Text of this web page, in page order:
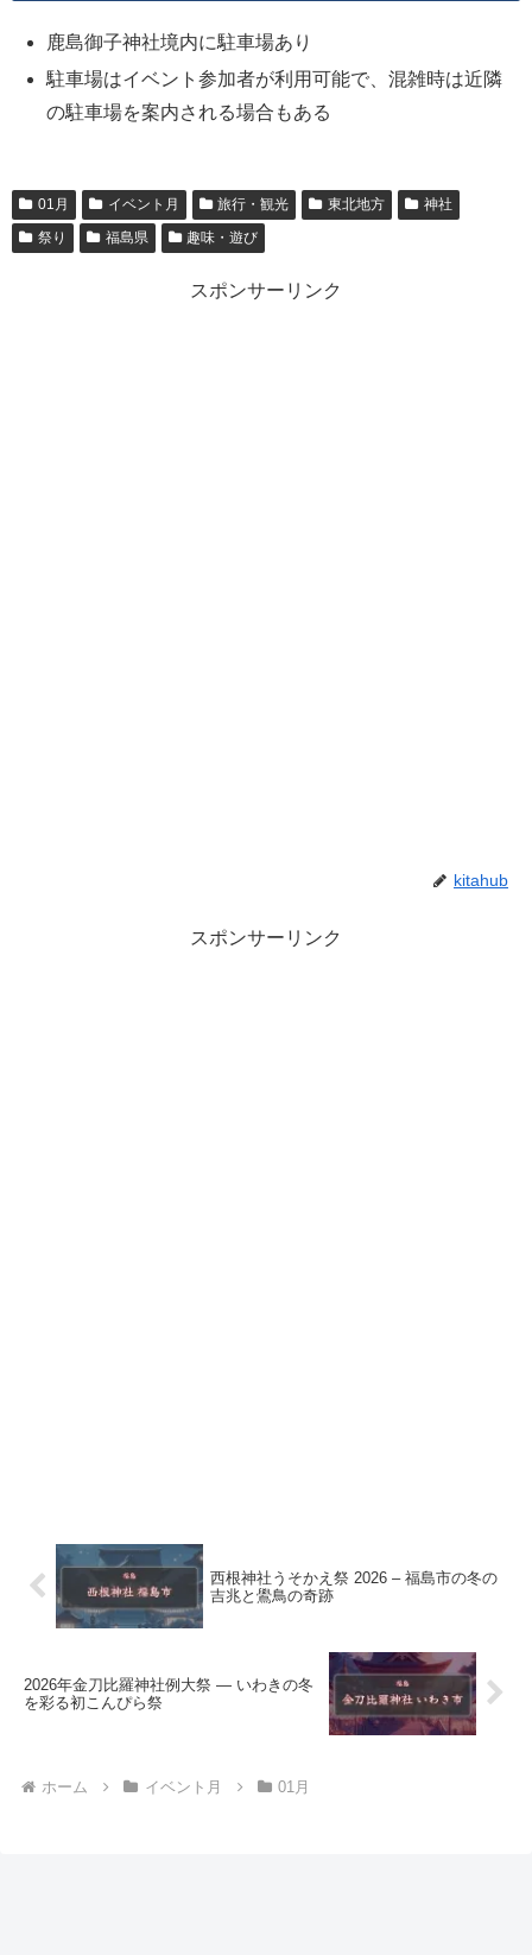
鹿島御子神社境内に駐車場あり
駐車場はイベント参加者が利用可能で、混雑時は近隣
の駐車場を案内される場合もある
01月 イベント月 旅行・観光 東北地方
神社
祭り
福島県 趣味・遊び
スポンサーリンク
kitahub
スポンサーリンク
西根神社うそかえ祭 2026 – 福島市の冬の
吉兆と鷽鳥の奇跡
2026年金刀比羅神社例大祭 ― いわきの冬
を彩る初こんぴら祭
ホーム イベント月 01月